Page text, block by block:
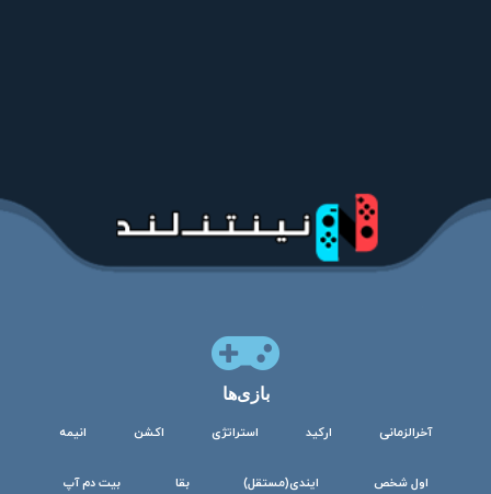
بازی‌ها
آخرالزمانی ارکید استراتژی اکشن انیمه
اول شخص ایندی(مستقل) بقا بیت دم آپ